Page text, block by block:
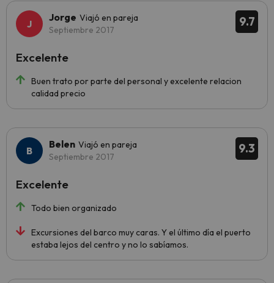
9.7
Jorge Viajó en pareja
Septiembre 2017
Buen trato por parte del personal y excelente relacion
calidad precio
Excelente
9.3
Belen Viajó en pareja
Septiembre 2017
Todo bien organizado
Excursiones del barco muy caras. Y el último día el puerto
estaba lejos del centro y no lo sabíamos.
Excelente